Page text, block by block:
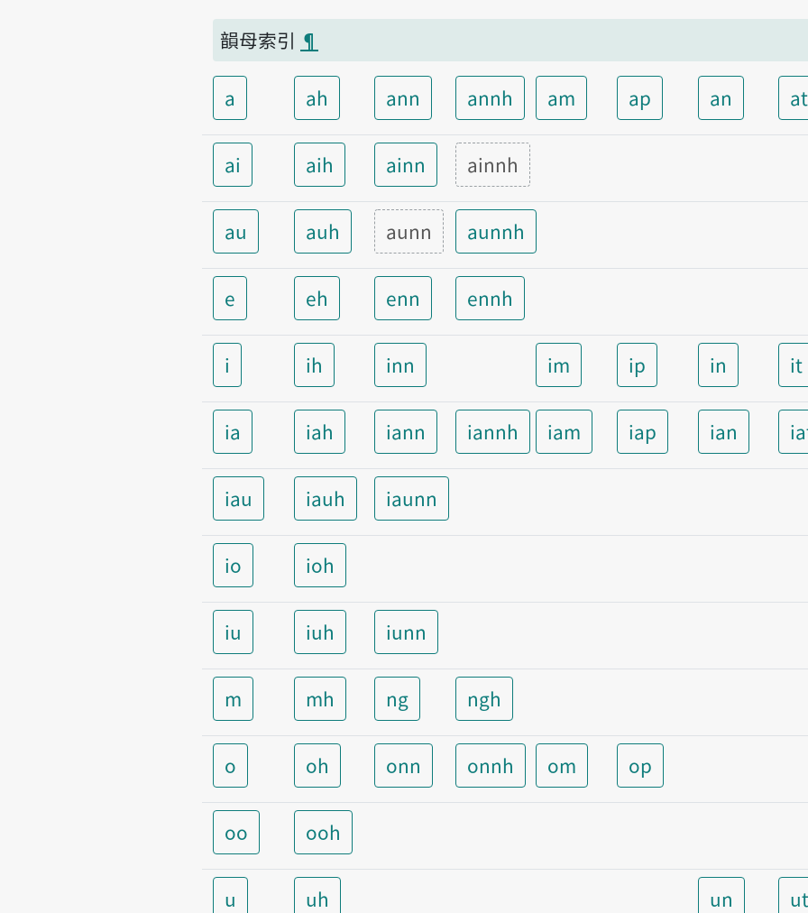
韻母索引 ¶
a ah ann annh am ap an at
ai aih ainn ainnh
au auh aunn aunnh
e eh enn ennh
i ih inn im ip in it
ia iah iann iannh iam iap ian
iau iauh iaunn
io ioh
iu iuh iunn
m mh ng ngh
o oh onn onnh om op
oo ooh
u uh un ut